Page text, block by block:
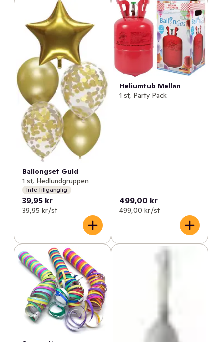
Ballongset Guld
1 st, Hedlundgruppen
Inte tillgänglig
39,95 kr
39,95 kr /st
Heliumtub Mellan
1 st, Party Pack
499,00 kr
499,00 kr /st